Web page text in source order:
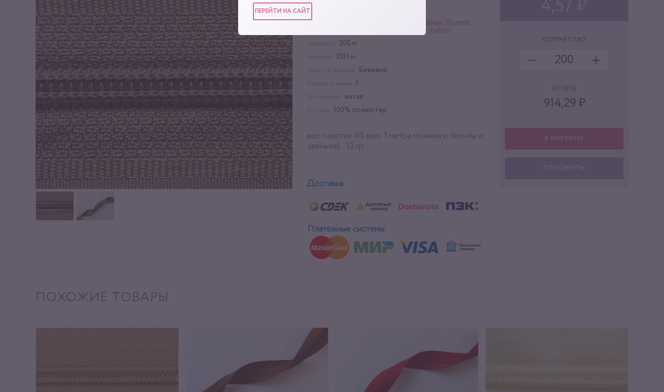
Код:
Категории: Материалы для кожгалантереи, Молния
Молния пластик (nylon)
200 м
3551 м
Бежевый
5
витая
100% полиэстер.
вес пластик #5 (вес 1 метра молнии и тесьмы и
звеньев) - 13 гр
Доставка
Платёжные системы
КОЛИЧЕСТВО
ИТОГО
914,29 ₽
В КОРЗИНУ
ПОХОЖИЕ ТОВАРЫ
ПЕРЕЙТИ НА САЙТ